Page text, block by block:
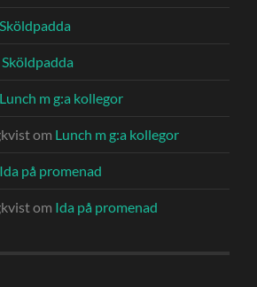
Sköldpadda
Sköldpadda
Lunch m g:a kollegor
om Lunch m g:a kollegor
Ida på promenad
om Ida på promenad